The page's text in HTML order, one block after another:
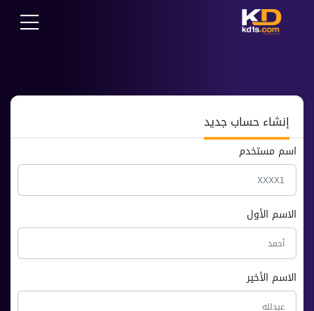
إنشاء حساب جديد
اسم مستخدم
الاسم الأول
الاسم الأخير
دعم kd1s
متاح الآن